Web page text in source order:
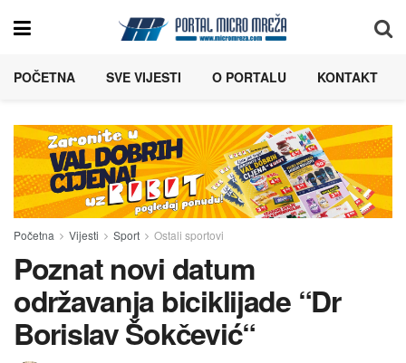
POČETNA SVE VIJESTI O PORTALU KONTAKT
Početna Vijesti Sport Ostali sportovi
Poznat novi datum
održavanja biciklijade “Dr
Borislav Šokčević“